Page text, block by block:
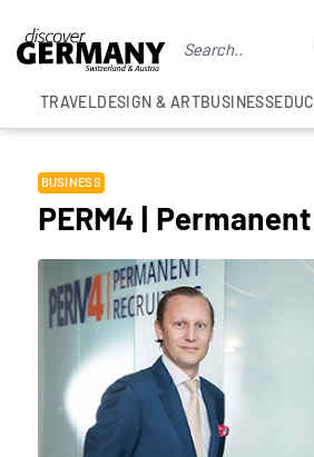
TRAVELDESIGN & ARTBUSINESS
BUSINESS
PERM4 |